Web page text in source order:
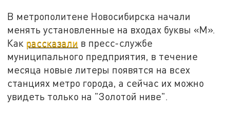
В метрополитене Новосибирска начали
менять установленные на входах буквы «М».
Как рассказали в пресс-службе
муниципального предприятия, в течение
месяца новые литеры появятся на всех
станциях метро города, а сейчас их можно
увидеть только на "Золотой ниве".